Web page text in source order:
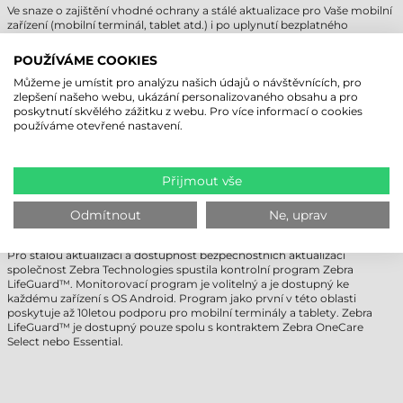
Ve snaze o zajištění vhodné ochrany a stálé aktualizace pro Vaše mobilní
zařízení (mobilní terminál, tablet atd.) i po uplynutí bezplatného
nadstandardní/rozšířený servisní kontrakt Zebra OneCare. Můžete tak
maximalizovat návratnost investic na mnoho let.
Dále informujeme Vážené zákazníky, že při koupi mobilního terminálu
nebo průmyslového tabletu, zařízení nemá žádný předinstalovaný
software/program bez ohledu na operační systém.
zákazníků.
Před nákupem se informujte o možnostech!
ZEBRA LIFEGUARD KONTROLA
Pro stálou aktualizaci a dostupnost bezpečnostních aktualizací
společnost Zebra Technologies spustila kontrolní program Zebra
LifeGuard™. Monitorovací program je volitelný a je dostupný ke
každému zařízení s OS Android. Program jako první v této oblasti
poskytuje až 10letou podporu pro mobilní terminály a tablety. Zebra
LifeGuard™ je dostupný pouze spolu s kontraktem Zebra OneCare
Select nebo Essential.
POUŽÍVÁME COOKIES
Můžeme je umístit pro analýzu našich údajů o návštěvnících, pro
zlepšení našeho webu, ukázání personalizovaného obsahu a pro
poskytnutí skvělého zážitku z webu. Pro více informací o cookies
používáme otevřené nastavení.
Přijmout vše
Odmítnout Ne, uprav